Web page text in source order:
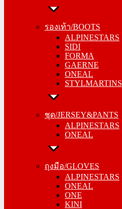
รองเท้า/BOOTS
ALPINESTARS
SIDI
FORMA
GAERNE
ONEAL
STYLMARTINS
ชุด/JERSEY&PANTS
ALPINESTARS
ONEAL
ถุงมือ/GLOVES
ALPINESTARS
ONEAL
ONE
KINI
รองเท้า/BOOTS
SIDI
FORMA
GAERNE
ONEAL
STYLMARTINS
ชุด/JERSEY&PANTS
ONEAL
ถุงมือ/GLOVES
ONEAL
ONE
KINI